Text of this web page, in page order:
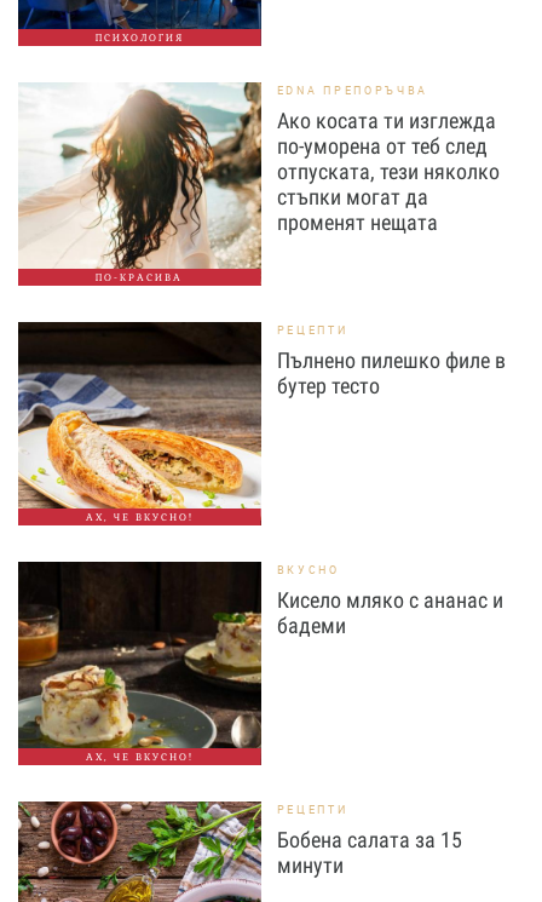
ПСИХОЛОГИЯ
ПО-КРАСИВА
EDNA ПРЕПОРЪЧВА
Ако косата ти изглежда
по-уморена от теб след
отпуската, тези няколко
стъпки могат да
променят нещата
АХ, ЧЕ ВКУСНО!
РЕЦЕПТИ
Пълнено пилешко филе в
бутер тесто
АХ, ЧЕ ВКУСНО!
ВКУСНО
Кисело мляко с ананас и
бадеми
РЕЦЕПТИ
Бобена салата за 15
минути